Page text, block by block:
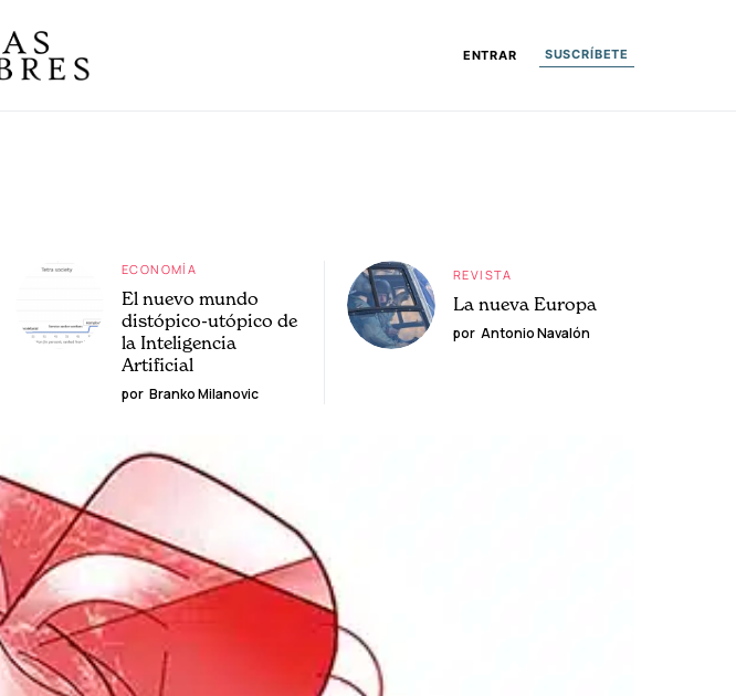
ENTRAR SUSCRÍBETE
ECONOMÍA
El nuevo mundo
distópico-utópico de
la Inteligencia
Artificial
por Branko Milanovic
REVISTA
La nueva Europa
por Antonio Navalón